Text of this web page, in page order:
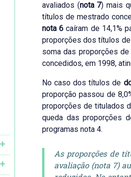
avaliados (nota 7) mais
títulos de mestrado
nota 6 caíram de 14,1%
proporções dos títulos
soma das proporções
concedidos, em 1998,
No caso dos títulos de
proporção passou de
proporções de titulados
queda das proporções
programas nota 4.
As proporções de
avaliação (nota 7)